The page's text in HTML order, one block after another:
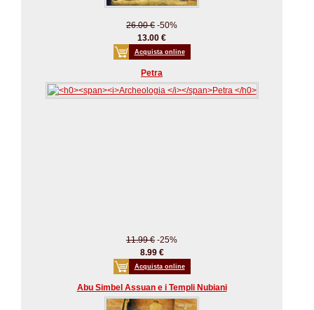
26.00 € -50%
13.00 €
Acquista online
Petra
11.99 € -25%
8.99 €
Acquista online
Abu Simbel Assuan e i Templi Nubiani